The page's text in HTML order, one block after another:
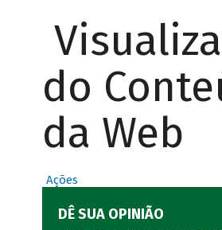
do
da Web
Ações
DÊ SUA OPINIÃO